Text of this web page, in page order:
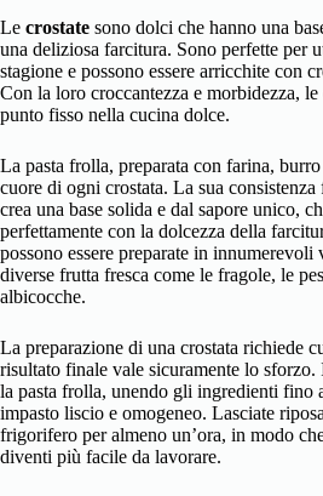
Le crostate sono dolci che hanno una
una deliziosa farcitura. Sono perfette per
stagione e possono essere arricchite con
Con la loro croccantezza e morbidezza, le
punto fisso nella cucina dolce.
La pasta frolla, preparata con farina,
cuore di ogni crostata. La sua consistenza
crea una base solida e dal sapore unico,
perfettamente con la dolcezza della
possono essere preparate in
diverse frutta fresca come le fragole, le
albicocche.
La preparazione di una crostata richiede
risultato finale vale sicuramente lo sforzo.
la pasta frolla, unendo gli ingredienti fino
impasto liscio e omogeneo. Lasciate
frigorifero per almeno un’ora, in modo
diventi più facile da lavorare.